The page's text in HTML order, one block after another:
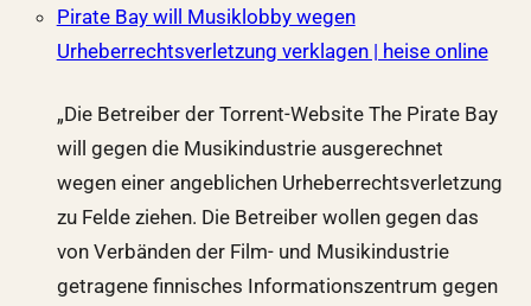
Pirate Bay will Musiklobby wegen
Urheberrechtsverletzung verklagen | heise online
„Die Betreiber der Torrent-Website The Pirate Bay
will gegen die Musikindustrie ausgerechnet
wegen einer angeblichen Urheberrechtsverletzung
zu Felde ziehen. Die Betreiber wollen gegen das
von Verbänden der Film- und Musikindustrie
getragene finnisches Informationszentrum gegen